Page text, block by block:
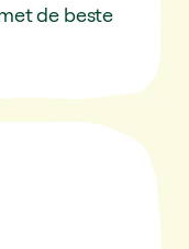
de beste